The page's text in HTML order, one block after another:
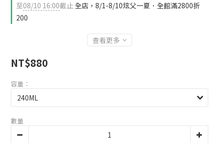
至08/10 16:00截止全店，8/1-8/10炫父一夏．全館滿2800折
200
查看更多
NT$880
容量：
數量